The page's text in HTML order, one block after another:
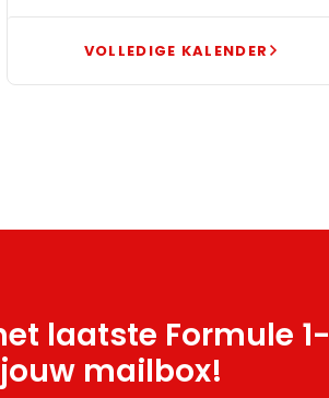
VOLLEDIGE KALENDER
laatste Formule 1-
mailbox!